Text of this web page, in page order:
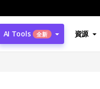
AI Tools 全新 資源